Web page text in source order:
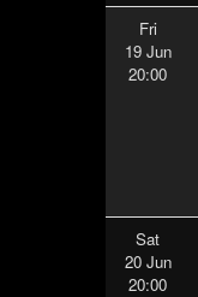
Fri
19 Jun
20:00
Sat
20 Jun
20:00